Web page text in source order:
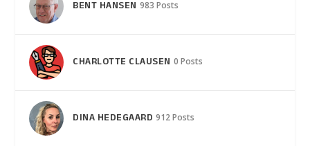
BENT HANSEN 983 Posts
CHARLOTTE CLAUSEN 0 Posts
DINA HEDEGAARD 912 Posts